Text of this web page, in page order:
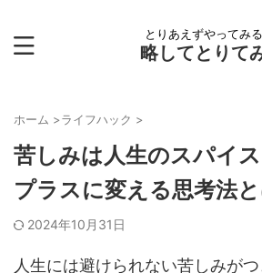
とりあえずやってみる
略してとりて
ホーム >ライフハック >
苦しみは人生のスパイ
プラスに変える思考法
2024年10月31日
人生には避けられない苦しみが